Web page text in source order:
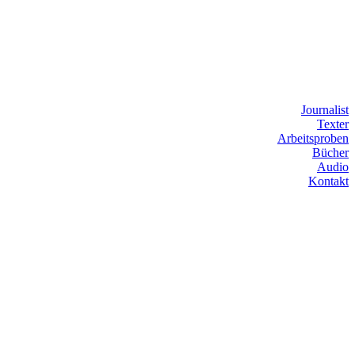
Journalist
Texter
Arbeitsproben
Bücher
Audio
Kontakt